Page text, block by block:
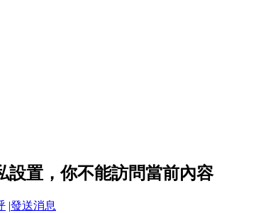
設置，你不能訪問當前內容
|發送消息